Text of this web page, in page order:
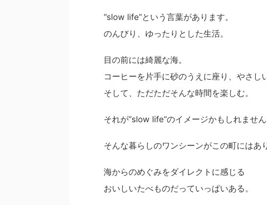
“slow life”という言葉があります。
のんびり、ゆったりとした生活。
目の前には綺麗な海。
コーヒーを片手に砂のうえに座り、やさし
そして、ただただそんな時間を楽しむ。
それが”slow life”のイメージかもしれません
そんな暮らしのワンシーンがこの町にはあ
海からのめぐみをダイレクトに感じる
おいしいたべものだっていっぱいある。